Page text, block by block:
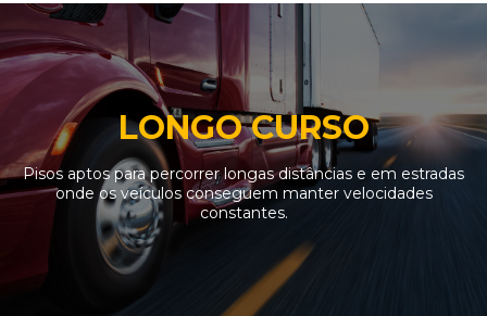
LONGO CURSO
Pisos aptos para percorrer longas distâncias e em estradas
onde os veículos conseguem manter velocidades
constantes.